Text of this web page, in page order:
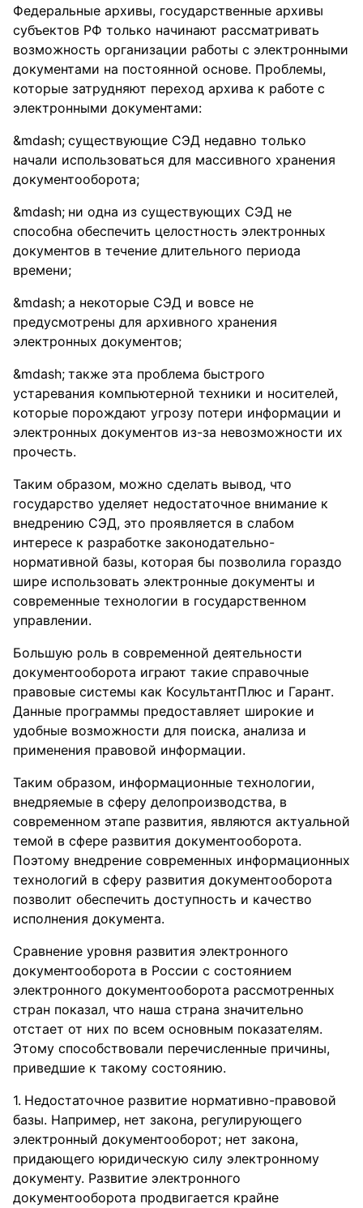
Федеральные архивы, государственные архивы
субъектов РФ только начинают рассматривать
возможность организации работы с электронными
документами на постоянной основе. Проблемы,
которые затрудняют переход архива к работе с
электронными документами:
существующие СЭД недавно только
начали использоваться для массивного хранения
документооборота;
ни одна из существующих СЭД не
способна обеспечить целостность электронных
документов в течение длительного периода
времени;
а некоторые СЭД и вовсе не
предусмотрены для архивного хранения
электронных документов;
также эта проблема быстрого
устаревания компьютерной техники и носителей,
которые порождают угрозу потери информации и
электронных документов из-за невозможности их
прочесть.
Таким образом, можно сделать вывод, что
государство уделяет недостаточное внимание к
внедрению СЭД, это проявляется в слабом
интересе к разработке законодательно-
нормативной базы, которая бы позволила гораздо
шире использовать электронные документы и
современные технологии в государственном
управлении.
Большую роль в современной деятельности
документооборота играют такие справочные
правовые системы как КосультантПлюс и Гарант.
Данные программы предоставляет широкие и
удобные возможности для поиска, анализа и
применения правовой информации.
Таким образом, информационные технологии,
внедряемые в сферу делопроизводства, в
современном этапе развития, являются актуальной
темой в сфере развития документооборота.
Поэтому внедрение современных информационных
технологий в сферу развития документооборота
позволит обеспечить доступность и качество
исполнения документа.
Сравнение уровня развития электронного
документооборота в России с состоянием
электронного документооборота рассмотренных
стран показал, что наша страна значительно
отстает от них по всем основным показателям.
Этому способствовали перечисленные причины,
приведшие к такому состоянию.
Недостаточное развитие нормативно-правовой
базы. Например, нет закона, регулирующего
электронный документооборот; нет закона,
придающего юридическую силу электронному
документу. Развитие электронного
документооборота продвигается крайне